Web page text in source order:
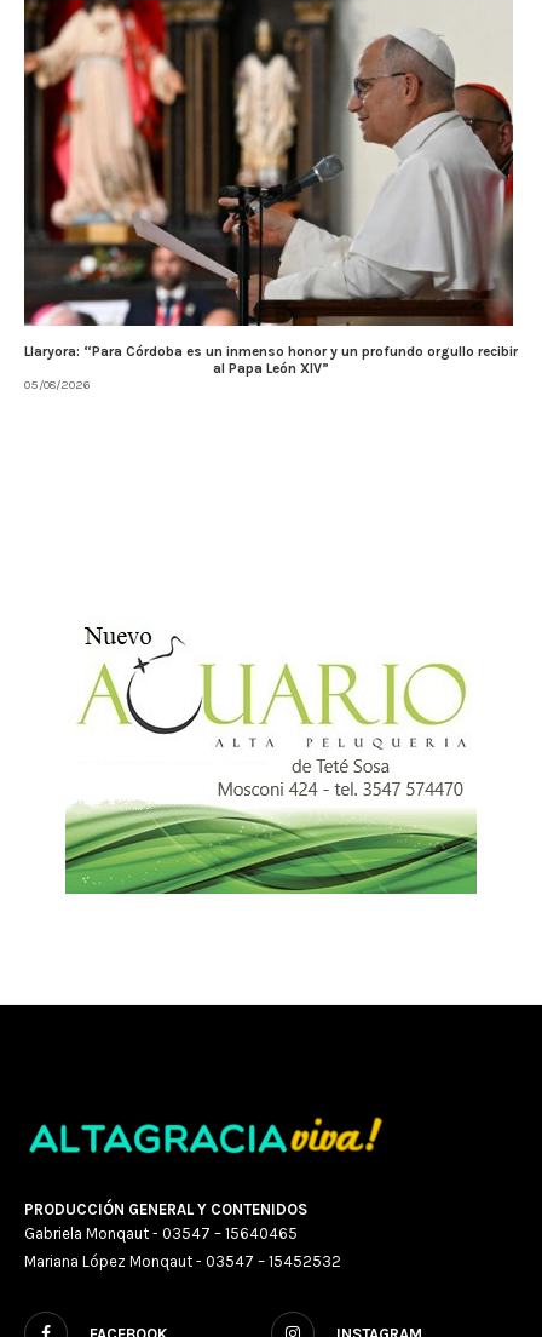
Llaryora: “Para Córdoba es un inmenso honor y un profundo orgullo recibir
al Papa León XIV”
05/08/2026
PRODUCCIÓN GENERAL Y CONTENIDOS
Gabriela Monqaut - 03547 – 15640465
Mariana López Monqaut - 03547 – 15452532